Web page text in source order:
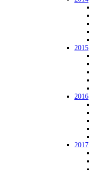
2015
2016
2017